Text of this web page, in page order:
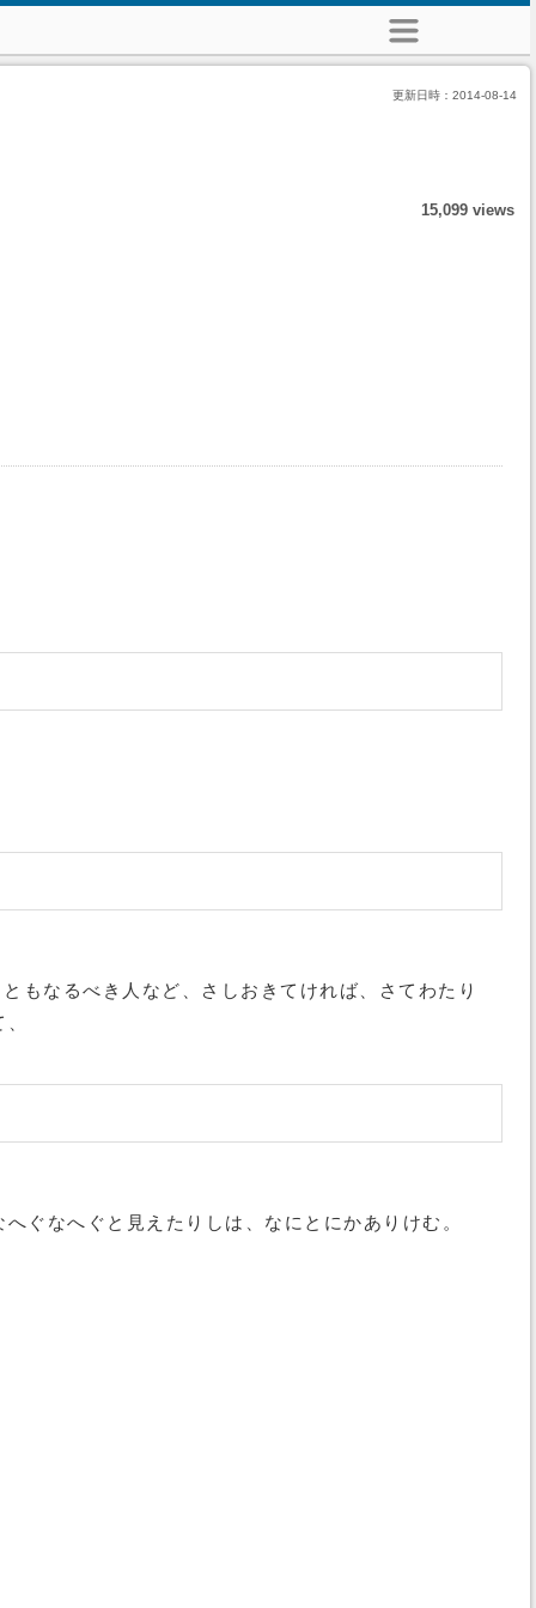
更新日時： 2014-08-14
15,099 views
もなるべき人など、さしおきてければ、さてわたり
ぐなへぐと見えたりしは、なにとにかありけむ。